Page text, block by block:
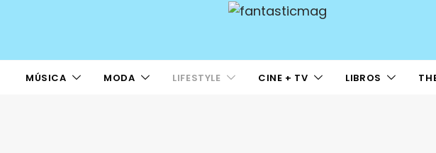
MÚSICA MODA LIFESTYLE CINE + TV LIBROS